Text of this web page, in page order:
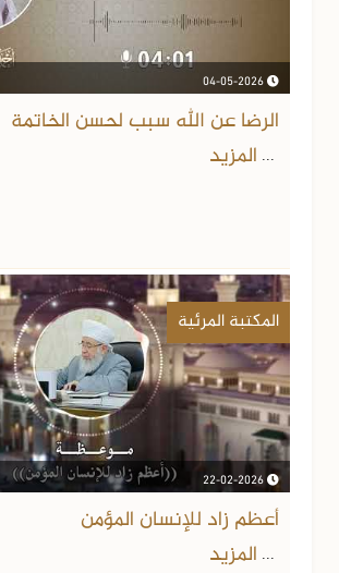
الرضا عن الله سبب لحسن الخاتمة
... المزيد
المكتبة المرئية
أعظم زاد للإنسان المؤمن
... المزيد